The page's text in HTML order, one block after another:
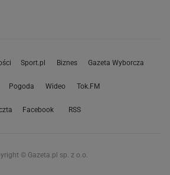
Sport.pl Biznes Gazeta Wyborcza
Pogoda Wideo Tok.FM
Facebook RSS
© Gazeta.pl sp. z o.o.